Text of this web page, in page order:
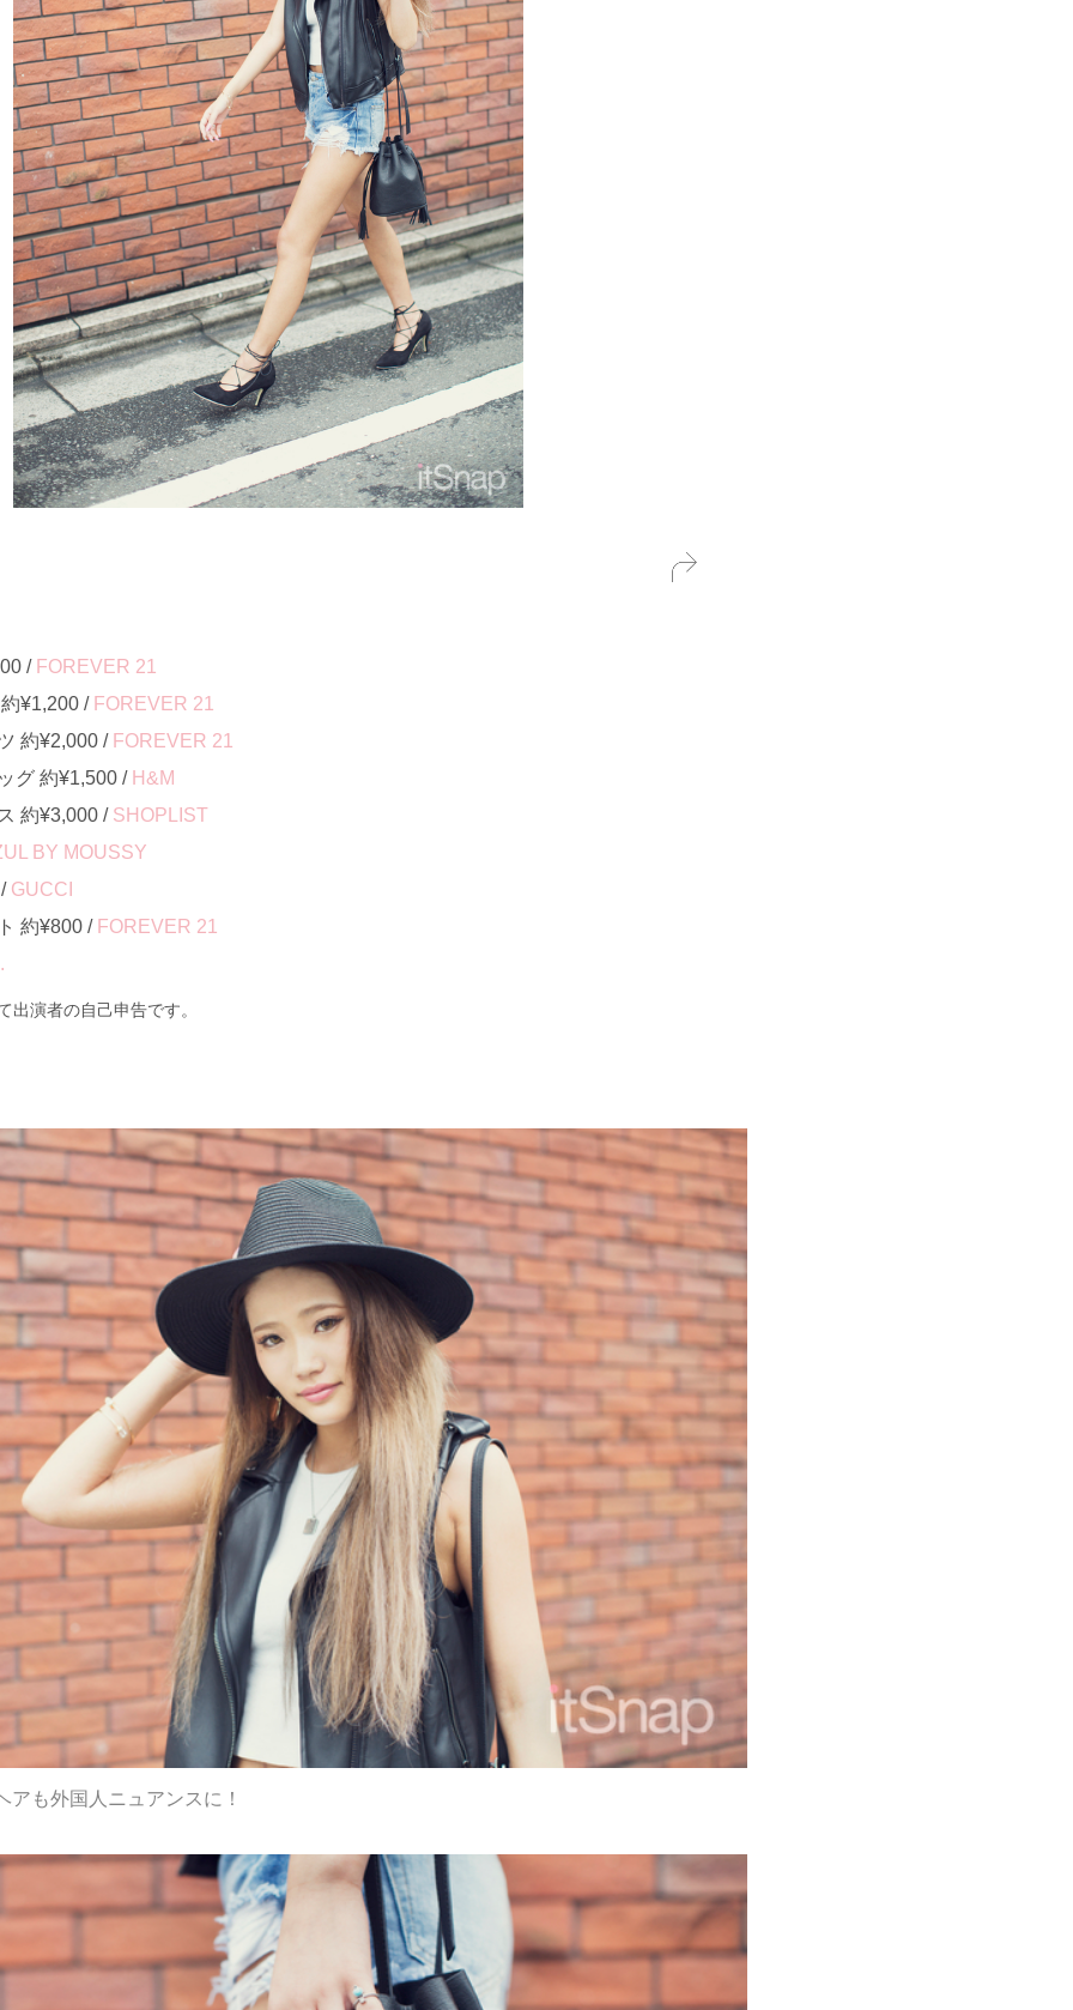
/ FOREVER 21
¥1,200 / FOREVER 21
約¥2,000 / FOREVER 21
グ 約¥1,500 / H&M
約¥3,000 / SHOPLIST
BY MOUSSY
GUCCI
約¥800 / FOREVER 21
演者の自己申告です。
も外国人ニュアンスに！